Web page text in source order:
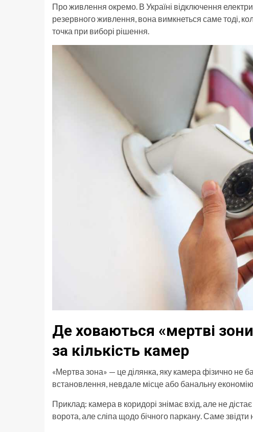
Про живлення окремо. В Україні відключення
резервного живлення, вона вимкнеться саме тоді,
точка при виборі рішення.
Де ховаються «мертві
за кількість камер
«Мертва зона» — це ділянка, яку камера фізично не
встановлення, невдале місце або банальну економію
Приклад: камера в коридорі знімає вхід, але не
ворота, але сліпа щодо бічного паркану. Саме звідти